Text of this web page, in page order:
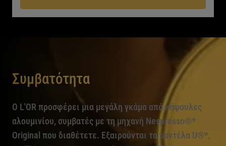
Συμβατότητα
O L'OR προσφέρει μια μεγάλη γκάμα από κάψουλες
αλουμινίου, συμβατές με τη μηχανή Nespresso®*
Original που διαθέτετε. Εξαιρούνται τα μοντέλα U®*,